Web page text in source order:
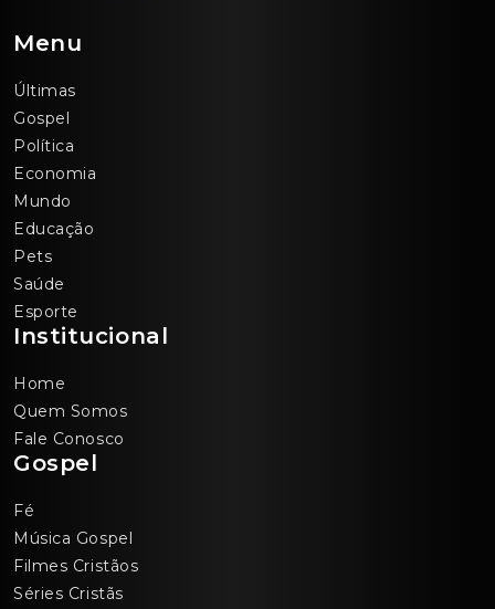
Menu
Últimas
Gospel
Política
Economia
Mundo
Educação
Pets
Saúde
Esporte
Institucional
Home
Quem Somos
Fale Conosco
Gospel
Fé
Música Gospel
Filmes Cristãos
Séries Cristãs